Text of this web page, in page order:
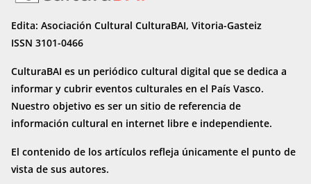
Edita: Asociación Cultural CulturaBAI, Vitoria-Gasteiz
ISSN 3101-0466
CulturaBAI es un periódico cultural digital que se dedica a
informar y cubrir eventos culturales en el País Vasco.
Nuestro objetivo es ser un sitio de referencia de
información cultural en internet libre e independiente.
El contenido de los artículos refleja únicamente el punto de
vista de sus autores.